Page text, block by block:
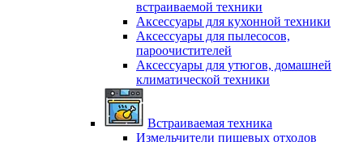
встраиваемой техники
Аксессуары для кухонной техники
Аксессуары для пылесосов,
пароочистителей
Аксессуары для утюгов, домашней
климатической техники
Встраиваемая техника
Измельчители пищевых отходов